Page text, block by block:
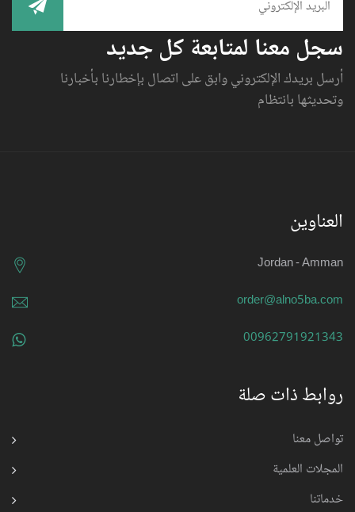
سجل معنا لمتابعة كل جديد
أرسل بريدك الإلكتروني وابق على اتصال بإخطارنا بأخبارنا
وتحديثها بانتظام
العناوين
Jordan - Amman
order@alno5ba.com
00962791921343
روابط ذات صلة
تواصل معنا
المجلات العلمية
خدماتنا